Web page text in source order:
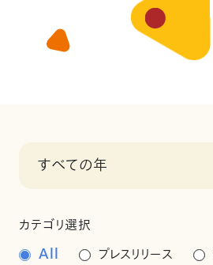
すべての年
カテゴリ選択
All プレスリリース